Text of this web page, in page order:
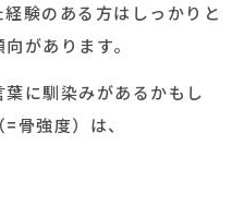
験のある方はしっかりと
があります。
に馴染みがあるかもし
骨強度）は、